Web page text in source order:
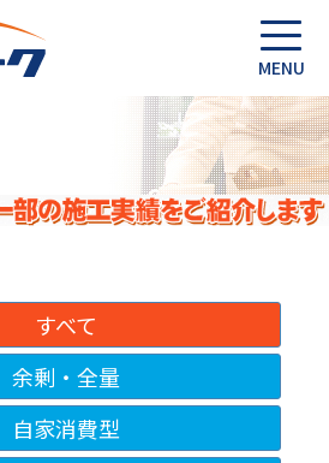
すべて
余剰・全量
自家消費型